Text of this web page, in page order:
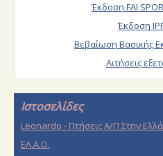
Έκδοση FAI
Έκδοση
Βεβαίωση Βασικής
Αιτήσεις
Ιστοσελίδες
Leonardo - Πτήσεις Α/Π Στην
EΛ.Α.Ο.